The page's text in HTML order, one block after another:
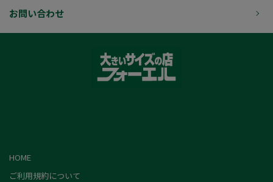
お問い合わせ
HOME
ご利用規約について